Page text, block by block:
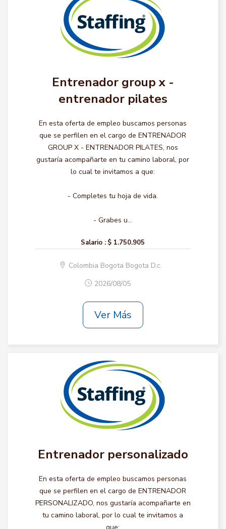
Entrenador group x -
entrenador pilates
En esta oferta de empleo buscamos personas
que se perfilen en el cargo de ENTRENADOR
GROUP X - ENTRENADOR PILATES, nos
gustaría acompañarte en tu camino laboral, por
lo cual te invitamos a que:
- Completes tu hoja de vida.
- Grabes u...
Salario : $ 1.750.905
Colombia Bogota Bogota D.c.
2026/08/05
Ver Más
Entrenador personalizado
En esta oferta de empleo buscamos personas
que se perfilen en el cargo de ENTRENADOR
PERSONALIZADO, nos gustaría acompañarte en
tu camino laboral, por lo cual te invitamos a